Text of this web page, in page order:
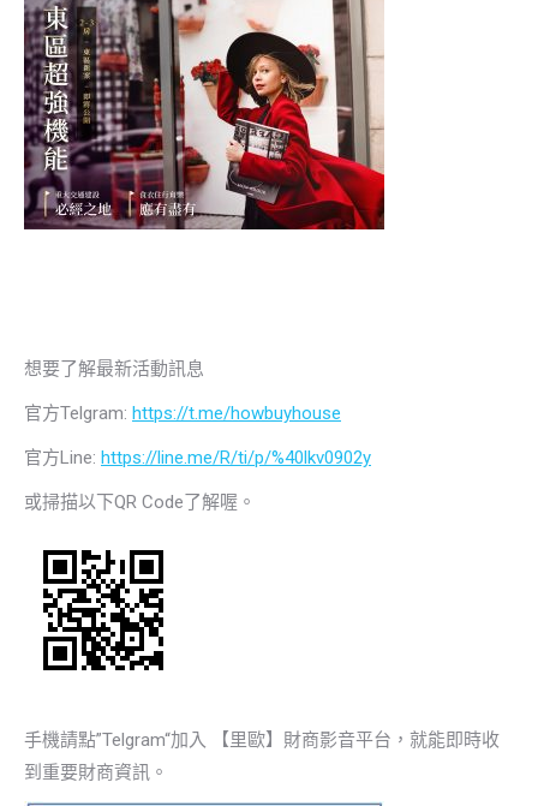
想要了解最新活動訊息
官方Telgram: https://t.me/howbuyhouse
官方Line: https://line.me/R/ti/p/%40lkv0902y
或掃描以下QR Code了解喔。
手機請點”Telgram“加入 【里歐】財商影音平台，就能即時收
到重要財商資訊。